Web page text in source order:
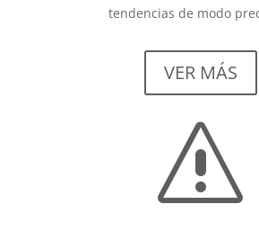
tendencias de modo
VER MÁS
s